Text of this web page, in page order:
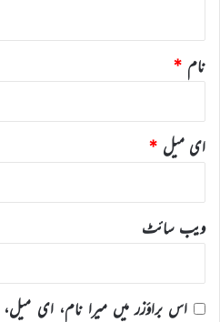
نام *
ای میل *
ویب‌ سائٹ
اس براؤزر میں میرا نام، ای